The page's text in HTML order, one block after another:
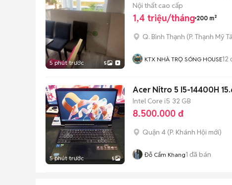
5 phút trước 5
Nội thất cao cấp
1,4 triệu/tháng 200 m²
Q. Bình Thạnh (P. Thạnh Mỹ
KTX NHÀ TRỌ SÓNG HOUSE12
5 phút trước 5
Acer Nitro 5 I5-14400H
Intel Core i5 32 GB
8.500.000 đ
Quận 4 (P. Khánh Hội mới)
Đỗ Cẩm Khang1 đã bán